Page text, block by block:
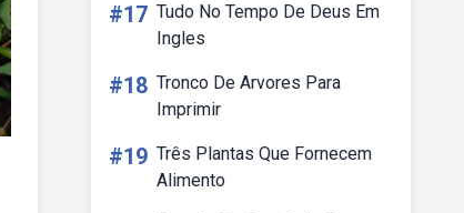
#17 Tudo No Tempo De Deus Em
Ingles
#18 Tronco De Arvores Para
Imprimir
#19 Três Plantas Que Fornecem
Alimento